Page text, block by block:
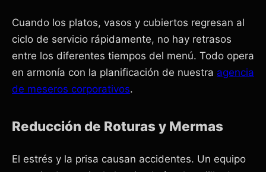
Cuando los platos, vasos y cubiertos regresan al
ciclo de servicio rápidamente, no hay retrasos
entre los diferentes tiempos del menú. Todo opera
en armonía con la planificación de nuestra agencia
de meseros corporativos.
Reducción de Roturas y Mermas
El estrés y la prisa causan accidentes. Un equipo